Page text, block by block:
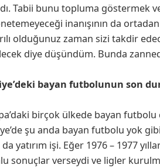
Tabii bunu topluma göstermek
inanışının da
olduğunuz zaman sizi takdir
diye düşündüm. Bunda
bayan futbolunun son
birçok ülkede bayan futbolu
şu anda bayan futbolu yok
yatırım işi. Eğer 1976 – 1977
sonuçlar verseydi ve ligler